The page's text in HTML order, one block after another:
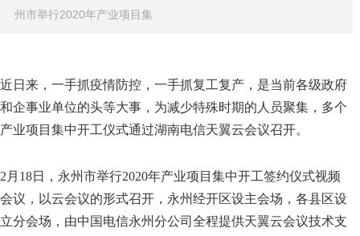
州市举行2020年产业项目集
近日来，一手抓疫情防控，一手抓复工复产，是当前各级政府
和企事业单位的头等大事，为减少特殊时期的人员聚集，多个
产业项目集中开工仪式通过湖南电信天翼云会议召开。
2月18日，永州市举行2020年产业项目集中开工签约仪式视频
会议，以云会议的形式召开，永州经开区设主会场，各县区设
立分会场，由中国电信永州分公司全程提供天翼云会议技术支